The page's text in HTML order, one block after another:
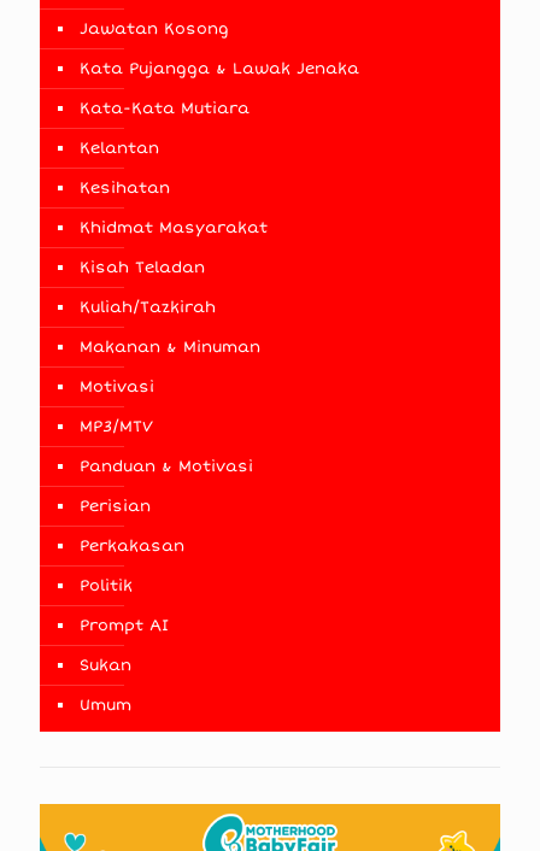
Jawatan Kosong
Kata Pujangga & Lawak Jenaka
Kata-Kata Mutiara
Kelantan
Kesihatan
Khidmat Masyarakat
Kisah Teladan
Kuliah/Tazkirah
Makanan & Minuman
Motivasi
MP3/MTV
Panduan & Motivasi
Perisian
Perkakasan
Politik
Prompt AI
Sukan
Umum